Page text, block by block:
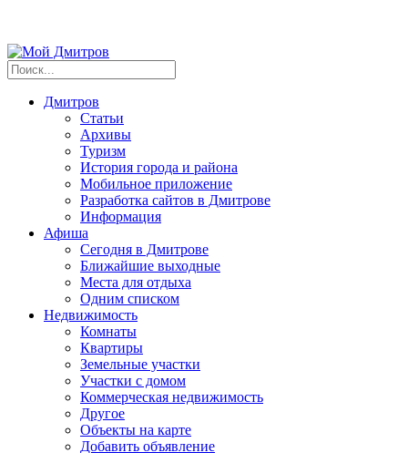
Дмитров
Статьи
Архивы
Туризм
История города и района
Мобильное приложение
Разработка сайтов в Дмитрове
Информация
Афиша
Сегодня в Дмитрове
Ближайшие выходные
Места для отдыха
Одним списком
Недвижимость
Комнаты
Квартиры
Земельные участки
Участки с домом
Коммерческая недвижимость
Другое
Объекты на карте
Добавить объявление